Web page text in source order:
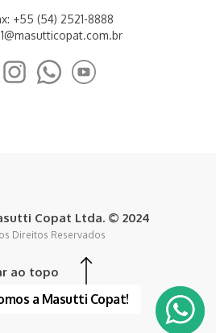
+55 (54) 2521-8888
Copat Ltda. © 2024
Direitos Reservados
ao topo
a Masutti Copat!